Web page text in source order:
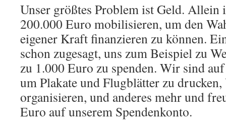
Unser größtes Problem ist Geld. Allein
200.000 Euro mobilisieren, um den
eigener Kraft finanzieren zu können.
schon zugesagt, uns zum Beispiel zu
zu 1.000 Euro zu spenden. Wir sind
um Plakate und Flugblätter zu drucken,
organisieren, und anderes mehr und
Euro auf unserem Spendenkonto.